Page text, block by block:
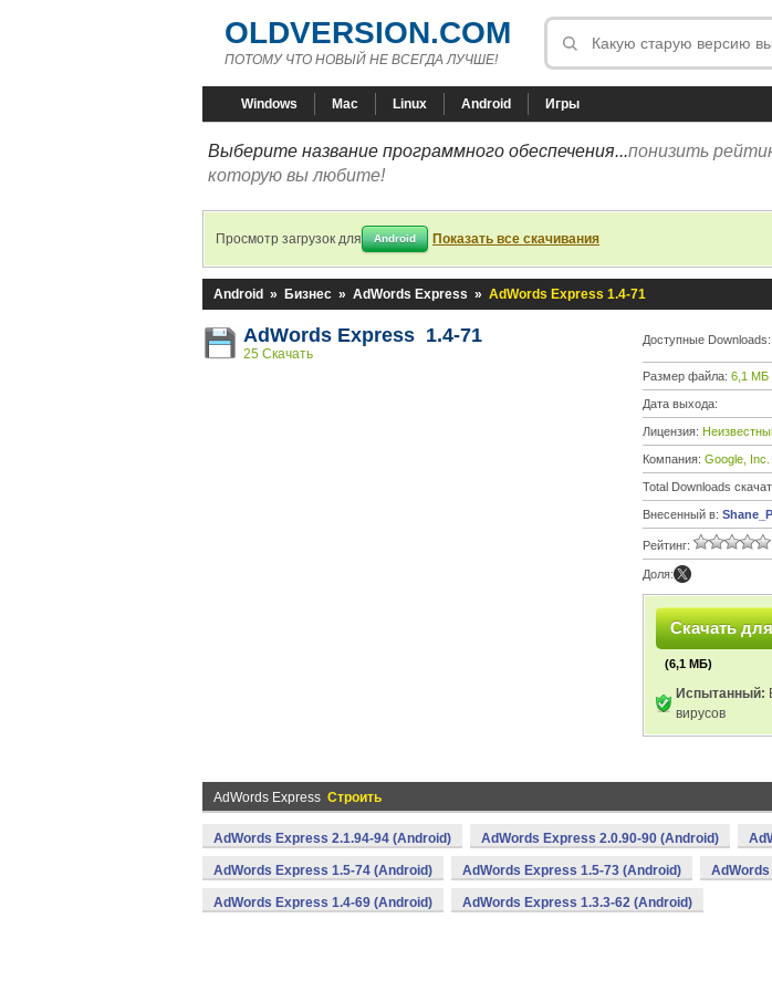
OLDVERSION.COM
ПОТОМУ ЧТО НОВЫЙ НЕ ВСЕГДА ЛУЧШЕ!
Windows Mac Linux Android Игры
Выберите название программного обеспечения...понизить
которую вы любите!
Просмотр загрузок для Android Показать все скачивания
Android » Бизнес » AdWords Express » AdWords Express 1.4-71
AdWords Express 1.4-71
25 Скачать
Доступные Downloads:
Размер файла: 6,1 МБ
Дата выхода:
Лицензия:
Компания: Google, Inc.
Total Downloads
Внесенный в:
Рейтинг:
Доля:
Скачать
(6,1 МБ)
Испытанный:
вирусов
AdWords Express Строить
AdWords Express 2.1.94-94 (Android) AdWords Express 2.0.90-90 (Android)
AdWords Express 1.5-74 (Android) AdWords Express 1.5-73 (Android)
AdWords Express 1.4-69 (Android) AdWords Express 1.3.3-62 (Android)